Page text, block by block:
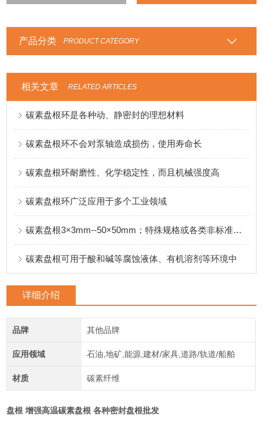
产品分类 PRODUCT CATEGORY
相关文章 RELATED ARTICLES
碳素盘根环是各种动、静密封的理想材料
碳素盘根环不会对泵轴造成损伤，使用寿命长
碳素盘根环耐磨性、化学稳定性，而且机械强度高
碳素盘根环广泛应用于多个工业领域
碳素盘根3×3mm--50×50mm；特殊规格或各类非标准产品可按客户要求制定
碳素盘根可用于酸和碱等腐蚀液体、有机溶剂等环境中
详细介绍
品牌 其他品牌
应用领域 石油,地矿,能源,建材/家具,道路/轨道/船舶
材质 碳素纤维
盘根 增强高温碳素盘根 各种密封盘根批发